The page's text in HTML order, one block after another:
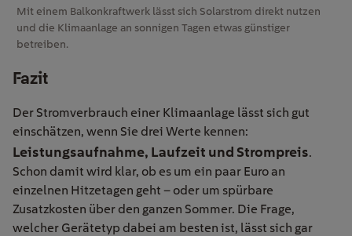
Mit einem Balkonkraftwerk lässt sich Solarstrom direkt nutzen
und die Klimaanlage an sonnigen Tagen etwas günstiger
betreiben.
Fazit
Der Stromverbrauch einer Klimaanlage lässt sich gut
einschätzen, wenn Sie drei Werte kennen:
Leistungsaufnahme, Laufzeit und Strompreis.
Schon damit wird klar, ob es um ein paar Euro an
einzelnen Hitzetagen geht – oder um spürbare
Zusatzkosten über den ganzen Sommer. Die Frage,
welcher Gerätetyp dabei am besten ist, lässt sich gar